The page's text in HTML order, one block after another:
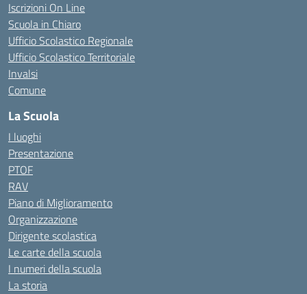
Iscrizioni On Line
Scuola in Chiaro
Ufficio Scolastico Regionale
Ufficio Scolastico Territoriale
Invalsi
Comune
La Scuola
I luoghi
Presentazione
PTOF
RAV
Piano di Miglioramento
Organizzazione
Dirigente scolastica
Le carte della scuola
I numeri della scuola
La storia